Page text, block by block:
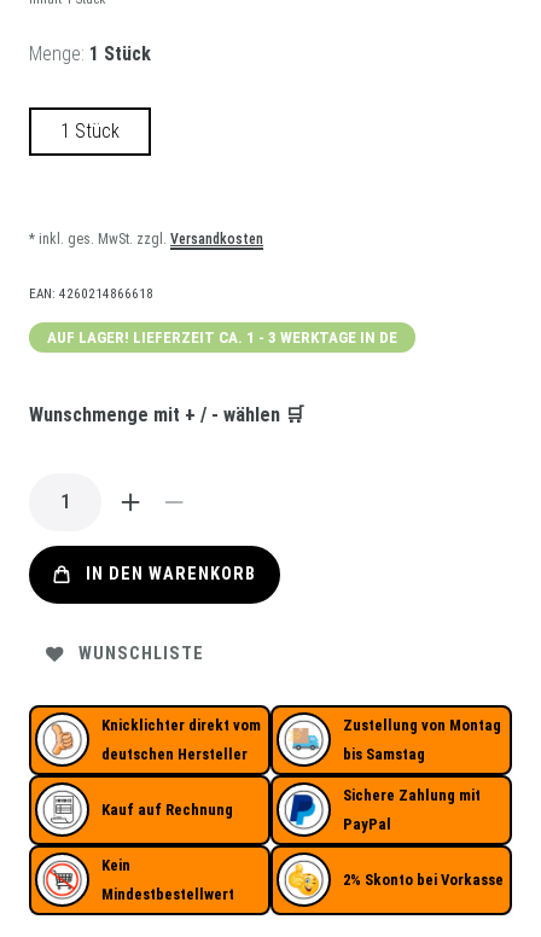
Menge: 1 Stück
1 Stück
* inkl. ges. MwSt. zzgl. Versandkosten
EAN: 4260214866618
AUF LAGER! LIEFERZEIT CA. 1 - 3 WERKTAGE IN DE
Wunschmenge mit + / - wählen 🛒
IN DEN WARENKORB
WUNSCHLISTE
Knicklichter direkt vom
deutschen Hersteller
Zustellung von Montag
bis Samstag
Kauf auf Rechnung
Sichere Zahlung mit
PayPal
Kein
Mindestbestellwert
2% Skonto bei Vorkasse